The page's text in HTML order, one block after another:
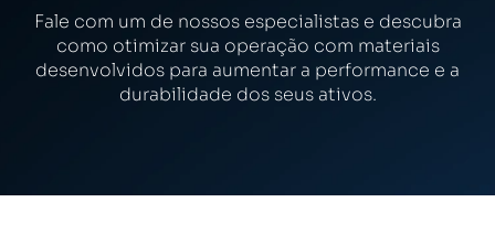
Fale com um de nossos especialistas e descubra
como otimizar sua operação com materiais
desenvolvidos para aumentar a performance e a
durabilidade dos seus ativos.